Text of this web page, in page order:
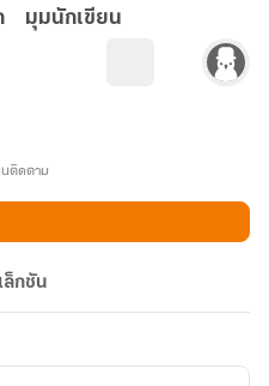
มุมนักเขียน
ติดตาม
ล็กชัน